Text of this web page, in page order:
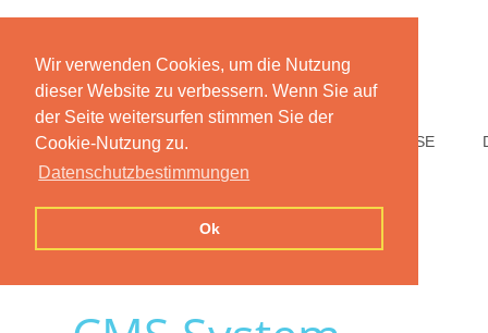
Wir verwenden Cookies, um die Nutzung
dieser Website zu verbessern. Wenn Sie auf
der Seite weitersurfen stimmen Sie der
Cookie-Nutzung zu.
Datenschutzbestimmungen
Ok
HOME PREISE